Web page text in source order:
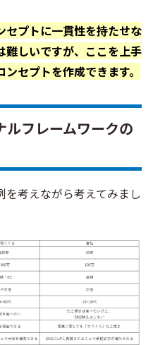
セプトに一貫性を持たせな
難しいですが、ここを上手
セプトを作成できます。
フレームワークの
考えながら考えてみまし